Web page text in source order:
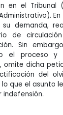
en el Tribunal
demanda,
de
Sin
el proceso y
dicha
del
que el asunto
indefensión.